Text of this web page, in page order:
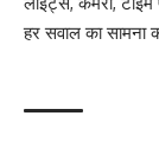
हर सवाल का सामना